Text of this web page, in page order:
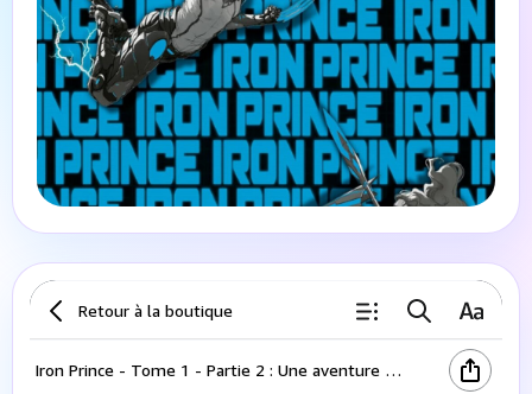
LIVRES
Iron Prince – Partie 1